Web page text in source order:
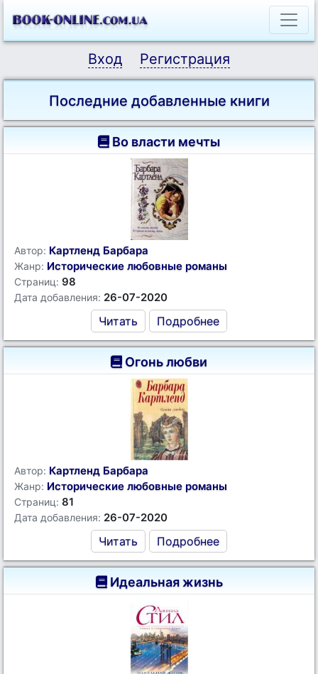
Вход Регистрация
Последние добавленные книги
Во власти мечты
Автор: Картленд Барбара
Жанр: Исторические любовные романы
Страниц: 98
Дата добавления: 26-07-2020
Читать Подробнее
Огонь любви
Автор: Картленд Барбара
Жанр: Исторические любовные романы
Страниц: 81
Дата добавления: 26-07-2020
Читать Подробнее
Идеальная жизнь